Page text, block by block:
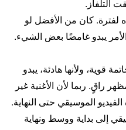
التلفاز.
لفترة. كان من الأفضل لو
يبدو غامضًا بعض الشيء.
قوية، ولأنها هادئة، يبدو
راقٍ. ربما لأن الأغنية غير
الموسيقي حتى النهاية.
إلى بداية ووسط ونهاية